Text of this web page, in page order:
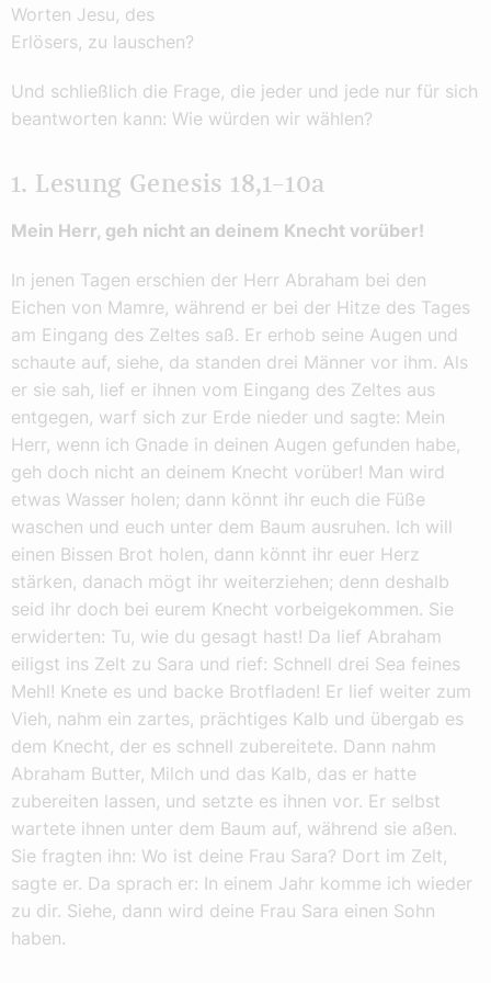
Worten Jesu, des
Erlösers, zu lauschen?
Und schließlich die Frage, die jeder und jede nur für sich
beantworten kann: Wie würden wir wählen?
1. Lesung Genesis 18,1–10a
Mein Herr, geh nicht an deinem Knecht vorüber!
In jenen Tagen erschien der Herr Abraham bei den
Eichen von Mamre, während er bei der Hitze des Tages
am Eingang des Zeltes saß. Er erhob seine Augen und
schaute auf, siehe, da standen drei Männer vor ihm. Als
er sie sah, lief er ihnen vom Eingang des Zeltes aus
entgegen, warf sich zur Erde nieder und sagte: Mein
Herr, wenn ich Gnade in deinen Augen gefunden habe,
geh doch nicht an deinem Knecht vorüber! Man wird
etwas Wasser holen; dann könnt ihr euch die Füße
waschen und euch unter dem Baum ausruhen. Ich will
einen Bissen Brot holen, dann könnt ihr euer Herz
stärken, danach mögt ihr weiterziehen; denn deshalb
seid ihr doch bei eurem Knecht vorbeigekommen. Sie
erwiderten: Tu, wie du gesagt hast! Da lief Abraham
eiligst ins Zelt zu Sara und rief: Schnell drei Sea feines
Mehl! Knete es und backe Brotfladen! Er lief weiter zum
Vieh, nahm ein zartes, prächtiges Kalb und übergab es
dem Knecht, der es schnell zubereitete. Dann nahm
Abraham Butter, Milch und das Kalb, das er hatte
zubereiten lassen, und setzte es ihnen vor. Er selbst
wartete ihnen unter dem Baum auf, während sie aßen.
Sie fragten ihn: Wo ist deine Frau Sara? Dort im Zelt,
sagte er. Da sprach er: In einem Jahr komme ich wieder
zu dir. Siehe, dann wird deine Frau Sara einen Sohn
haben.